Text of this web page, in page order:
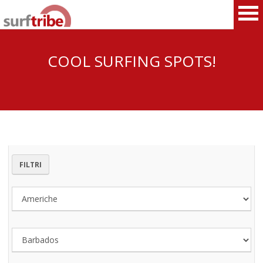
KITESURF
SUP
COOL SURFING SPOTS!
FILTRI